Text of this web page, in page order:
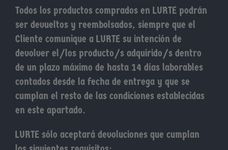
Todos los productos comprados en LURTE podrán
ser devueltos y reembolsados, siempre que el
Cliente comunique a LURTE su intención de
devolver el/los producto/s adquirido/s dentro
de un plazo máximo de hasta 14 días laborables
contados desde la fecha de entrega y que se
cumplan el resto de las condiciones establecidas
en este apartado.
LURTE sólo aceptará devoluciones que cumplan